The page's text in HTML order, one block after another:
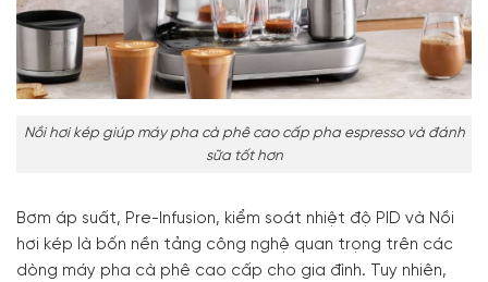
Nồi hơi kép giúp máy pha cà phê cao cấp pha espresso và đánh
sữa tốt hơn
Bơm áp suất, Pre-Infusion, kiểm soát nhiệt độ PID và Nồi
hơi kép là bốn nền tảng công nghệ quan trọng trên các
dòng máy pha cà phê cao cấp cho gia đình. Tuy nhiên,